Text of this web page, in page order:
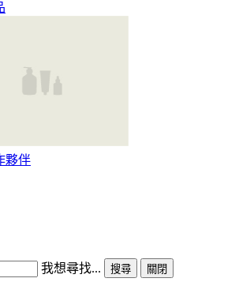
夥伴
我想尋找... 搜尋
關閉